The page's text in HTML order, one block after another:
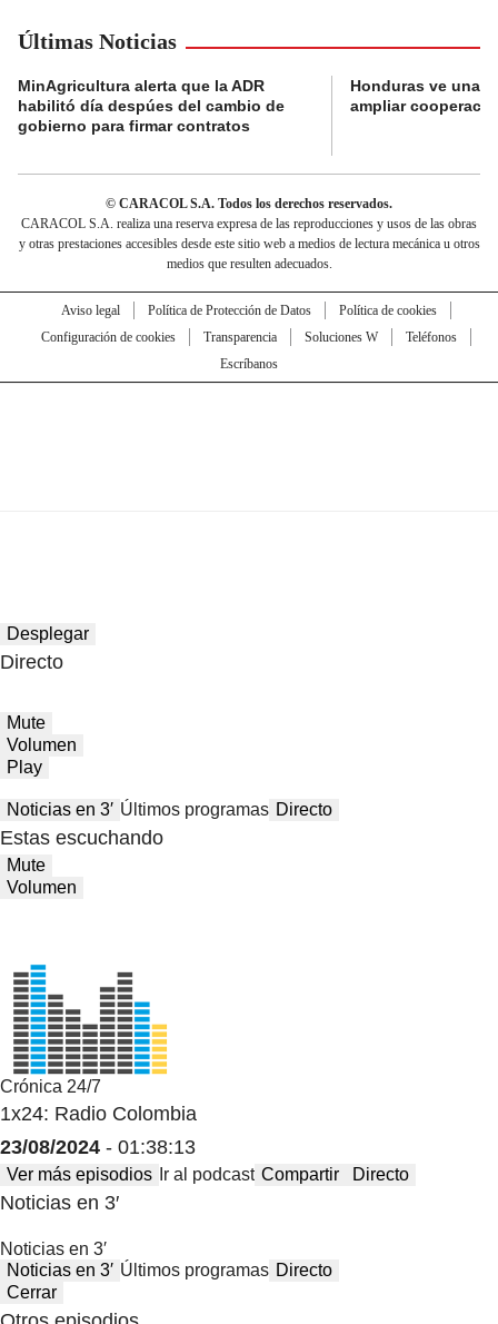
Últimas Noticias
MinAgricultura alerta que la ADR
habilitó día despúes del cambio de
gobierno para firmar contratos
Honduras ve una
ampliar
© CARACOL S.A. Todos los derechos reservados.
CARACOL S.A. realiza una reserva expresa de las reproducciones y usos de las obras
y otras prestaciones accesibles desde este sitio web a medios de lectura mecánica u otros
medios que resulten adecuados.
Aviso legal Política de Protección de Datos
Política de cookies
Configuración de cookies
Transparencia Soluciones W
Teléfonos
Escríbanos
Desplegar
Directo
Mute
Volumen
Play
Noticias en 3′ Últimos programas Directo
Estas escuchando
Mute
Volumen
Crónica 24/7
1x24: Radio Colombia
23/08/2024 - 01:38:13
Ver más episodios Ir al podcast Compartir Directo
Noticias en 3′
Noticias en 3′
Noticias en 3′ Últimos programas Directo
Cerrar